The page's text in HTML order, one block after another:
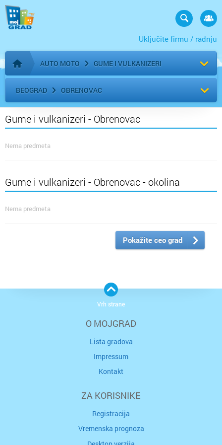
Uključite firmu / radnju
Početna stranica
AUTO MOTO GUME I VULKANIZERI
BEOGRAD OBRENOVAC
Gume i vulkanizeri - Obrenovac
Nema predmeta
Gume i vulkanizeri - Obrenovac - okolina
Nema predmeta
Pokažite ceo grad
O MOJGRAD
Lista gradova
Impressum
Kontakt
ZA KORISNIKE
Registracija
Vremenska prognoza
Vrh strane